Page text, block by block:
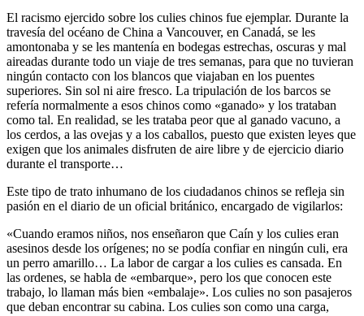
El racismo ejercido sobre los culies chinos fue ejemplar. Durante la
travesía del océano de China a Vancouver, en Canadá, se les
amontonaba y se les mantenía en bodegas estrechas, oscuras y mal
aireadas durante todo un viaje de tres semanas, para que no tuvieran
ningún contacto con los blancos que viajaban en los puentes
superiores. Sin sol ni aire fresco. La tripulación de los barcos se
refería normalmente a esos chinos como «ganado» y los trataban
como tal. En realidad, se les trataba peor que al ganado vacuno, a
los cerdos, a las ovejas y a los caballos, puesto que existen leyes que
exigen que los animales disfruten de aire libre y de ejercicio diario
durante el transporte…
Este tipo de trato inhumano de los ciudadanos chinos se refleja sin
pasión en el diario de un oficial británico, encargado de vigilarlos:
«Cuando eramos niños, nos enseñaron que Caín y los culies eran
asesinos desde los orígenes; no se podía confiar en ningún culi, era
un perro amarillo… La labor de cargar a los culies es cansada. En
las ordenes, se habla de «embarque», pero los que conocen este
trabajo, lo llaman más bien «embalaje». Los culies no son pasajeros
que deban encontrar su cabina. Los culies son como una carga,